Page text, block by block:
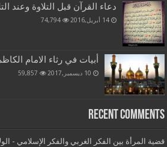
دعاء القرآن قبل التلاوة وعند
14 أبريل,2016 74,794
أبيات في رثاء الامام
10 ديسمبر,2017 59,857
Recent Comments
قضية المرأة بين الفكر الغربي والفكر الإسلامي -